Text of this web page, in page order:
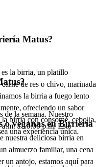
Matus?
la birria, un platillo
de res o chivo, marinada
la birria a fuego lento
ofreciendo un sabor
birria con consomé, cebolla,
una experiencia única.
de la semana. Nuestro
a 10:00 p.m. Esto
nuestra deliciosa birria en
almuerzo familiar, una cena
un antojo, estamos aquí para
o veganas en Birriería